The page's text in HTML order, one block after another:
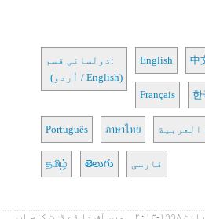
دولسانی قسم:
(اُردو / English)
English 中
Français 한
Português ภาษาไทย العربية
தமிழ் తెలుగు فارسی